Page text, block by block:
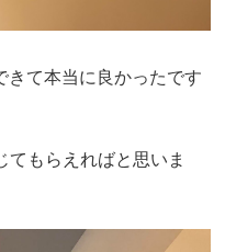
きて本当に良かったです
てもらえればと思いま